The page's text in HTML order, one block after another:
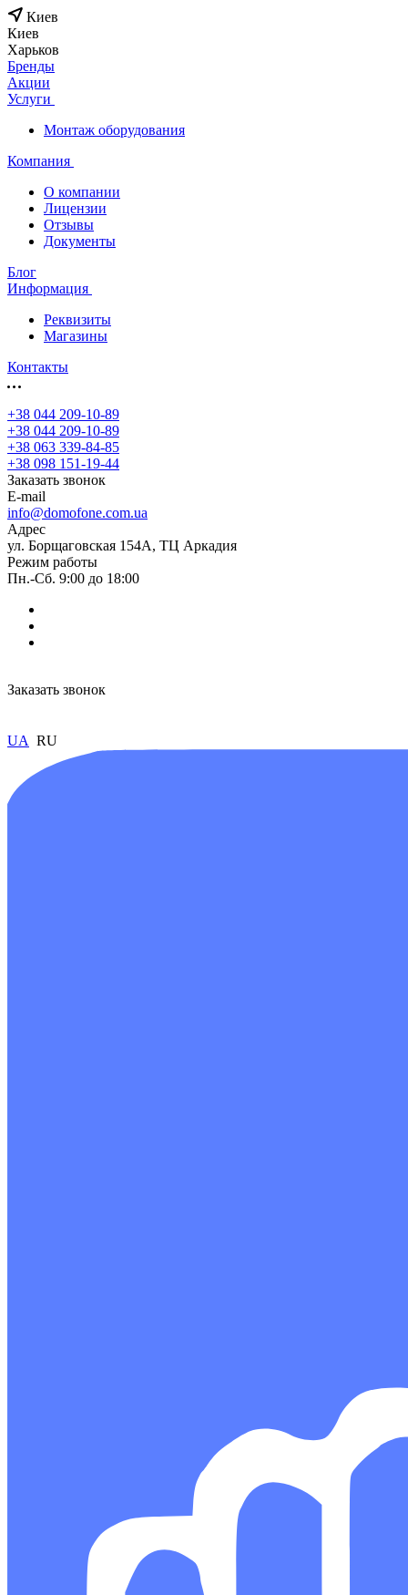
Киев
Киев
Харьков
Бренды
Акции
Услуги
Монтаж оборудования
Компания
О компании
Лицензии
Отзывы
Документы
Блог
Информация
Реквизиты
Магазины
Контакты
+38 044 209-10-89
+38 044 209-10-89
+38 063 339-84-85
+38 098 151-19-44
Заказать звонок
E-mail
info@domofone.com.ua
Адрес
ул. Борщаговская 154А, ТЦ Аркадия
Режим работы
Пн.-Сб. 9:00 до 18:00
Заказать звонок
UA RU